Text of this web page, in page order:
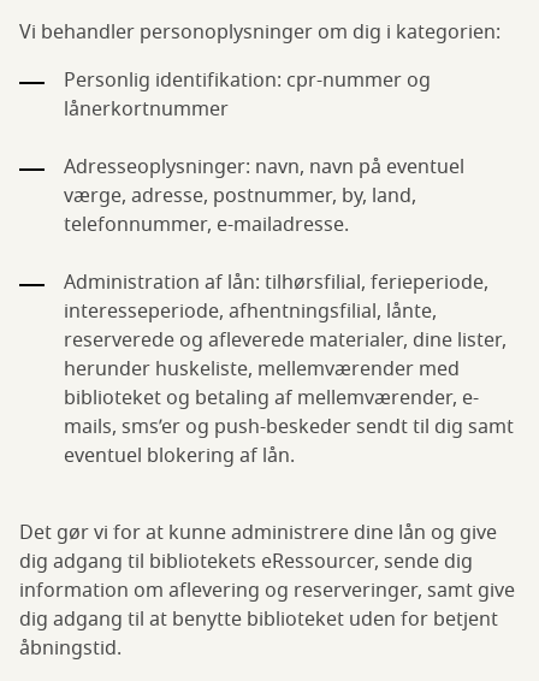
Vi behandler personoplysninger om dig i kategorien:
Personlig identifikation: cpr-nummer og
lånerkortnummer
Adresseoplysninger: navn, navn på eventuel
værge, adresse, postnummer, by, land,
telefonnummer, e-mailadresse.
Administration af lån: tilhørsfilial, ferieperiode,
interesseperiode, afhentningsfilial, lånte,
reserverede og afleverede materialer, dine lister,
herunder huskeliste, mellemværender med
biblioteket og betaling af mellemværender, e-
mails, sms’er og push-beskeder sendt til dig samt
eventuel blokering af lån.
Det gør vi for at kunne administrere dine lån og give
dig adgang til bibliotekets eRessourcer, sende dig
information om aflevering og reserveringer, samt give
dig adgang til at benytte biblioteket uden for betjent
åbningstid.